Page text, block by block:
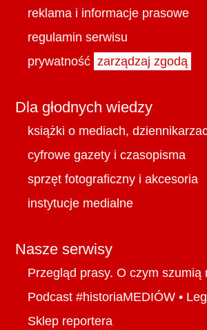
reklama i informacje prasowe
regulamin serwisu
prywatność zarządzaj zgodą
Dla głodnych wiedzy
książki o mediach,
cyfrowe gazety i czasopisma
sprzęt fotograficzny i akcesoria
instytucje medialne
Nasze serwisy
Przegląd prasy. O czym szumią
Podcast #historiaMEDIÓW •
Sklep reportera